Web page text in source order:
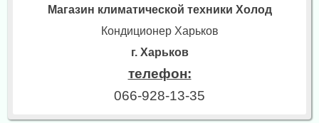
Магазин климатической техники Холод
Кондиционер Харьков
г. Харьков
телефон:
066-928-13-35